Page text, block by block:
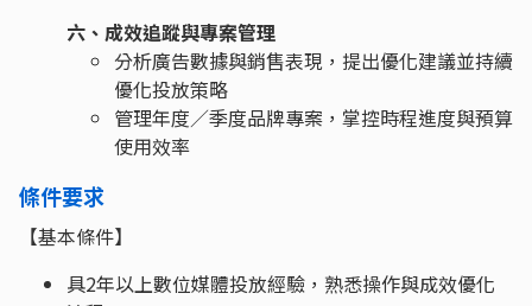
六、成效追蹤與專案管理
分析廣告數據與銷售表現，提出優化建議並持續
優化投放策略
管理年度／季度品牌專案，掌控時程進度與預算
使用效率
條件要求
【基本條件】
具2年以上數位媒體投放經驗，熟悉操作與成效優化